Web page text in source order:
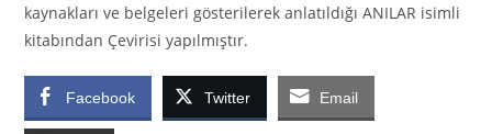
kaynakları ve belgeleri gösterilerek anlatıldığı ANILAR isimli
kitabından Çevirisi yapılmıştır.
Facebook Twitter Email